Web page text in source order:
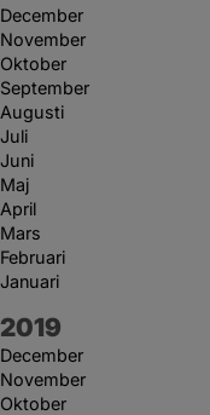
December
November
Oktober
September
Augusti
Juli
Juni
Maj
April
Mars
Februari
Januari
År:
2019
December
November
Oktober